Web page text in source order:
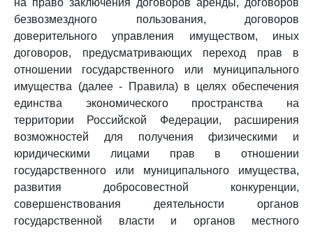
на право заключения договоров аренды, договоров
безвозмездного пользования, договоров
доверительного управления имуществом, иных
договоров, предусматривающих переход прав в
отношении государственного или муниципального
имущества (далее - Правила) в целях обеспечения
единства экономического пространства на
территории Российской Федерации, расширения
возможностей для получения физическими и
юридическими лицами прав в отношении
государственного или муниципального имущества,
развития добросовестной конкуренции,
совершенствования деятельности органов
государственной власти и органов местного